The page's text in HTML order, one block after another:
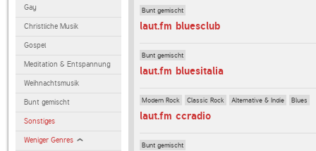
Gay
Christliche Musik
Gospel
Meditation & Entspannung
Weihnachtsmusik
Bunt gemischt
Sonstiges
Weniger Genres
Bunt gemischt
laut.fm bluesclub
Bunt gemischt
laut.fm bluesitalia
Modern Rock Classic Rock Alternative & Indie Blues
laut.fm ccradio
Bunt gemischt